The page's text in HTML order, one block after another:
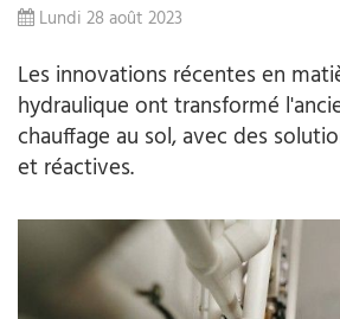
Lundi 28 août 2023
Les innovations récentes en
hydraulique ont transformé
chauffage au sol, avec des
et réactives.